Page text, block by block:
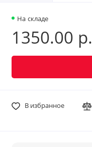
На складе
1350.00 р.
В избранное